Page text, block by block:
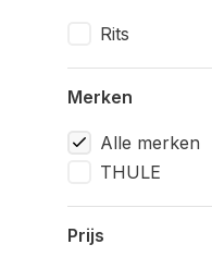
Rits
Merken
Alle merken
THULE
Prijs